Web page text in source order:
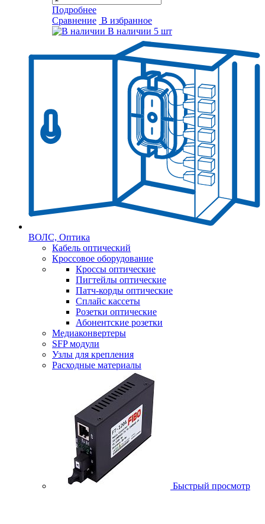
Подробнее
Сравнение В избранное
В наличии 5 шт
ВОЛС, Оптика
Кабель оптический
Кроссовое оборудование
Кроссы оптические
Пигтейлы оптические
Патч-корды оптические
Сплайс кассеты
Розетки оптические
Абонентские розетки
Медиаконвертеры
SFP модули
Узлы для крепления
Расходные материалы
Быстрый просмотр